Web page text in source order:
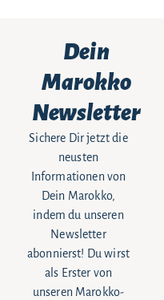
Dein
Marokko
Newsletter
Sichere Dir jetzt die
neusten
Informationen von
Dein Marokko,
indem du unseren
Newsletter
abonnierst! Du wirst
als Erster von
unseren Marokko-